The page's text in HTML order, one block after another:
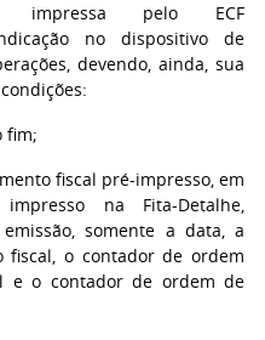
impressa pelo ECF
no dispositivo de
devendo, ainda, sua
fim;
fiscal pré-impresso, em
na Fita-Detalhe,
somente a data, a
fiscal, o contador de ordem
e o contador de ordem de